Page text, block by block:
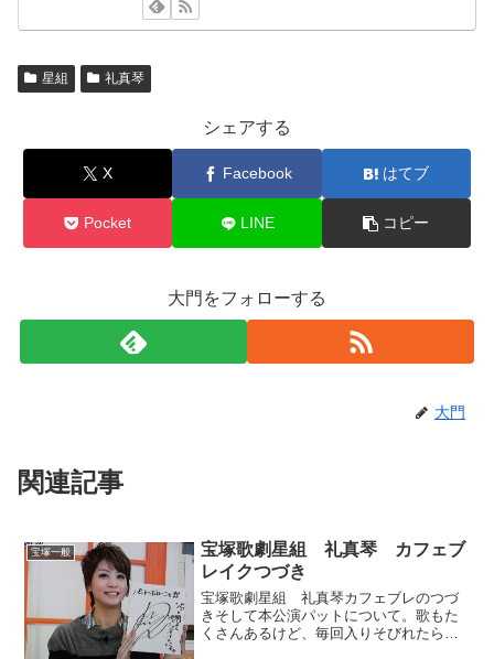
星組 礼真琴
シェアする
X Facebook はてブ
Pocket LINE コピー
大門をフォローする
大門
関連記事
宝塚一般
宝塚歌劇星組 礼真琴 カフェブ
レイクつづき
宝塚歌劇星組 礼真琴カフェブレのつづ
きそして本公演パットについて。歌もた
くさんあるけど、毎回入りそびれたらど